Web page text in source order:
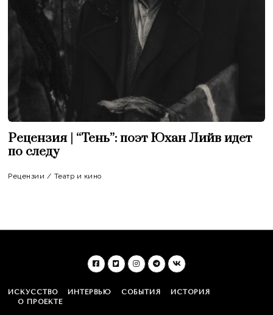
Рецензия | “Тень”: поэт Юхан Лийв идет
по следу
Рецензии / Театр и кино
ИСКУССТВО ИНТЕРВЬЮ СОБЫТИЯ
ИСТОРИЯ
О ПРОЕКТЕ